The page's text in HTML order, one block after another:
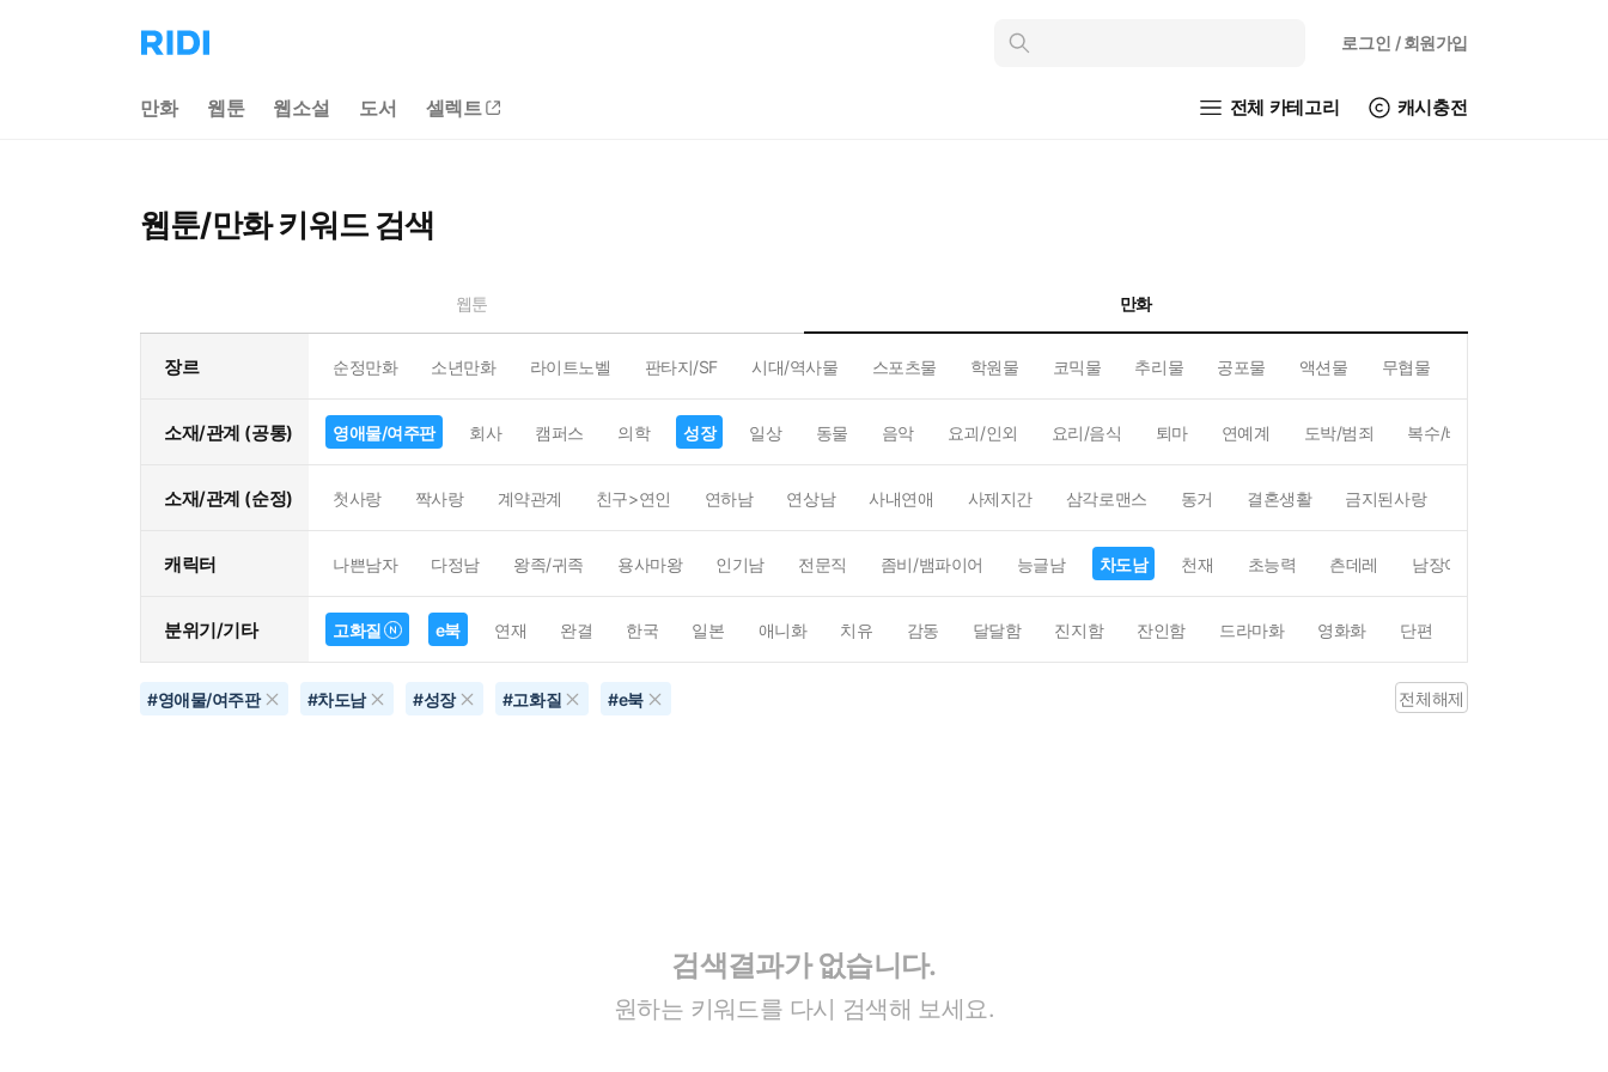
리
디
으
인
로그인 / 회원가입
만화 웹툰 웹소설 도서 셀렉트 전체 카테고리 캐시충전
웹툰/만화 키워드 검색
웹툰 만화
장르 순정만화 소년만화 라이트노벨 판타지/SF 시대/역사물 스포츠물 학원물 코믹물 추리물 공포물 액션물 무협물
소재/관계 (공통) 영애물/여주판 회사 캠퍼스 의학 성장 일상 동물 음악 요괴/인외 요리/음식 퇴마 연예계 도박/범죄 복수/배신
소재/관계 (순정) 첫사랑 짝사랑 계약관계 친구>연인 연하남 연상남 사내연애 사제지간 삼각로맨스 동거 결혼생활 금지된사랑
캐릭터 나쁜남자 다정남 왕족/귀족 용사마왕 인기남 전문직 좀비/뱀파이어 능글남 차도남 천재 초능력 츤데레 남장여자
분위기/기타 고화질 e북 연재 완결 한국 일본 애니화 치유 감동 달달함 진지함 잔인함 드라마화 영화화 단편
#영애물/여주판 #차도남 #성장 #고화질 #e북 전체해제
검색결과가 없습니다.
원하는 키워드를 다시 검색해 보세요.